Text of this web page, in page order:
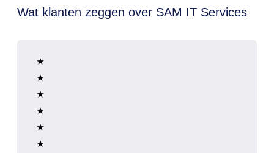
Wat klanten zeggen over SAM IT Services